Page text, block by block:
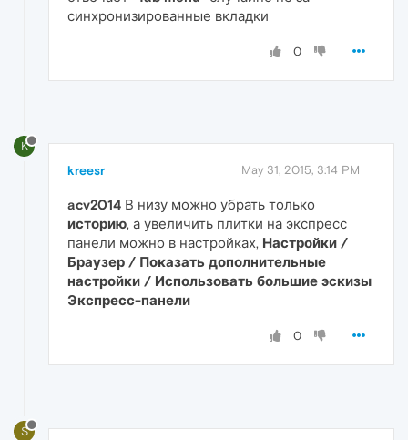
синхронизированные вкладки
0
K
kreesr May 31, 2015, 3:14 PM
acv2014 В низу можно убрать только
историю, а увеличить плитки на экспресс
панели можно в настройках, Настройки /
Браузер / Показать дополнительные
настройки / Использовать большие эскизы
Экспресс-панели
0
S